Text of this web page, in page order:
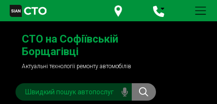
+380 95781-84-84
+380 98791-84-84
СТО на Софіївській
Борщагівці
Актуальні технології ремонту автомобілів